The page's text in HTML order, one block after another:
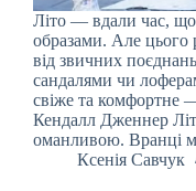
Літо — вдали час,
образами. Але цього
від звичних
сандалями чи
свіже та комфортне
Кендалл Дженнер
оманливою. Вранці
Ксенія Савчук